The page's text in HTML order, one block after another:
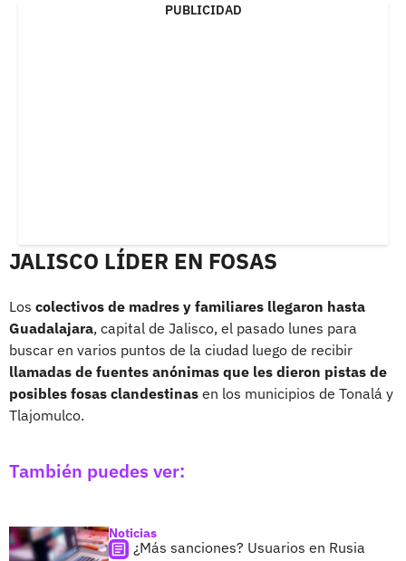
PUBLICIDAD
JALISCO LÍDER EN FOSAS
Los colectivos de madres y familiares llegaron hasta
Guadalajara, capital de Jalisco, el pasado lunes para
buscar en varios puntos de la ciudad luego de recibir
llamadas de fuentes anónimas que les dieron pistas de
posibles fosas clandestinas en los municipios de Tonalá y
Tlajomulco.
También puedes ver:
Noticias
¿Más sanciones? Usuarios en Rusia